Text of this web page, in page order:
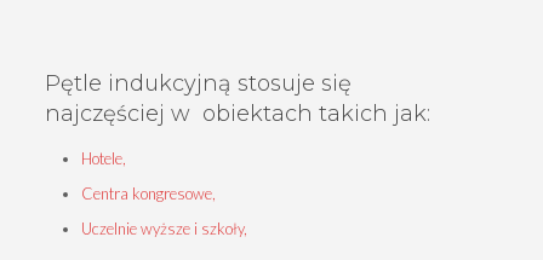
Pętle indukcyjną stosuje się
najczęściej w obiektach takich jak:
Hotele,
Centra kongresowe,
Uczelnie wyższe i szkoły,